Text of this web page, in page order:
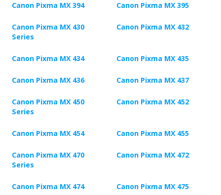
Canon Pixma MX 394 Canon Pixma MX 395
Canon Pixma MX 430
Series
Canon Pixma MX 432
Canon Pixma MX 434 Canon Pixma MX 435
Canon Pixma MX 436 Canon Pixma MX 437
Canon Pixma MX 450
Series
Canon Pixma MX 452
Canon Pixma MX 454 Canon Pixma MX 455
Canon Pixma MX 470
Series
Canon Pixma MX 472
Canon Pixma MX 474 Canon Pixma MX 475